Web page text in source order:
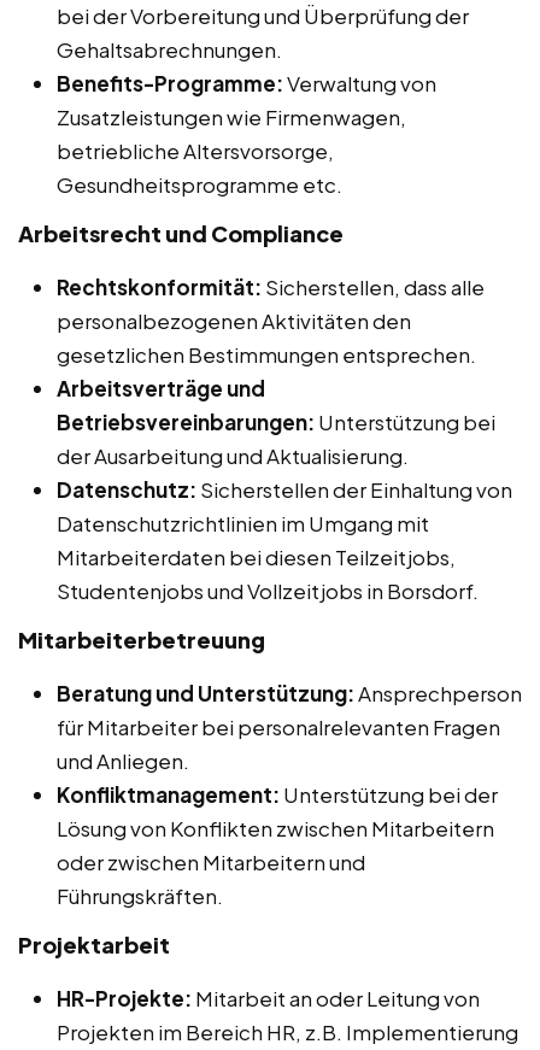
bei der Vorbereitung und Überprüfung der
Gehaltsabrechnungen.
Benefits-Programme:Verwaltung von
Zusatzleistungen wie Firmenwagen,
betriebliche Altersvorsorge,
Gesundheitsprogramme etc.
Arbeitsrecht und Compliance
Rechtskonformität: Sicherstellen, dass alle
personalbezogenen Aktivitäten den
gesetzlichen Bestimmungen entsprechen.
Arbeitsverträge und
Betriebsvereinbarungen: Unterstützung bei
der Ausarbeitung und Aktualisierung.
Datenschutz: Sicherstellen der Einhaltung von
Datenschutzrichtlinien im Umgang mit
Mitarbeiterdaten bei diesen Teilzeitjobs,
Studentenjobs und Vollzeitjobs in Borsdorf.
Mitarbeiterbetreuung
Beratung und Unterstützung:Ansprechperson
für Mitarbeiter bei personalrelevanten Fragen
und Anliegen.
Konfliktmanagement: Unterstützung bei der
Lösung von Konflikten zwischen Mitarbeitern
oder zwischen Mitarbeitern und
Führungskräften.
Projektarbeit
HR-Projekte: Mitarbeit an oder Leitung von
Projekten im Bereich HR, z.B. Implementierung